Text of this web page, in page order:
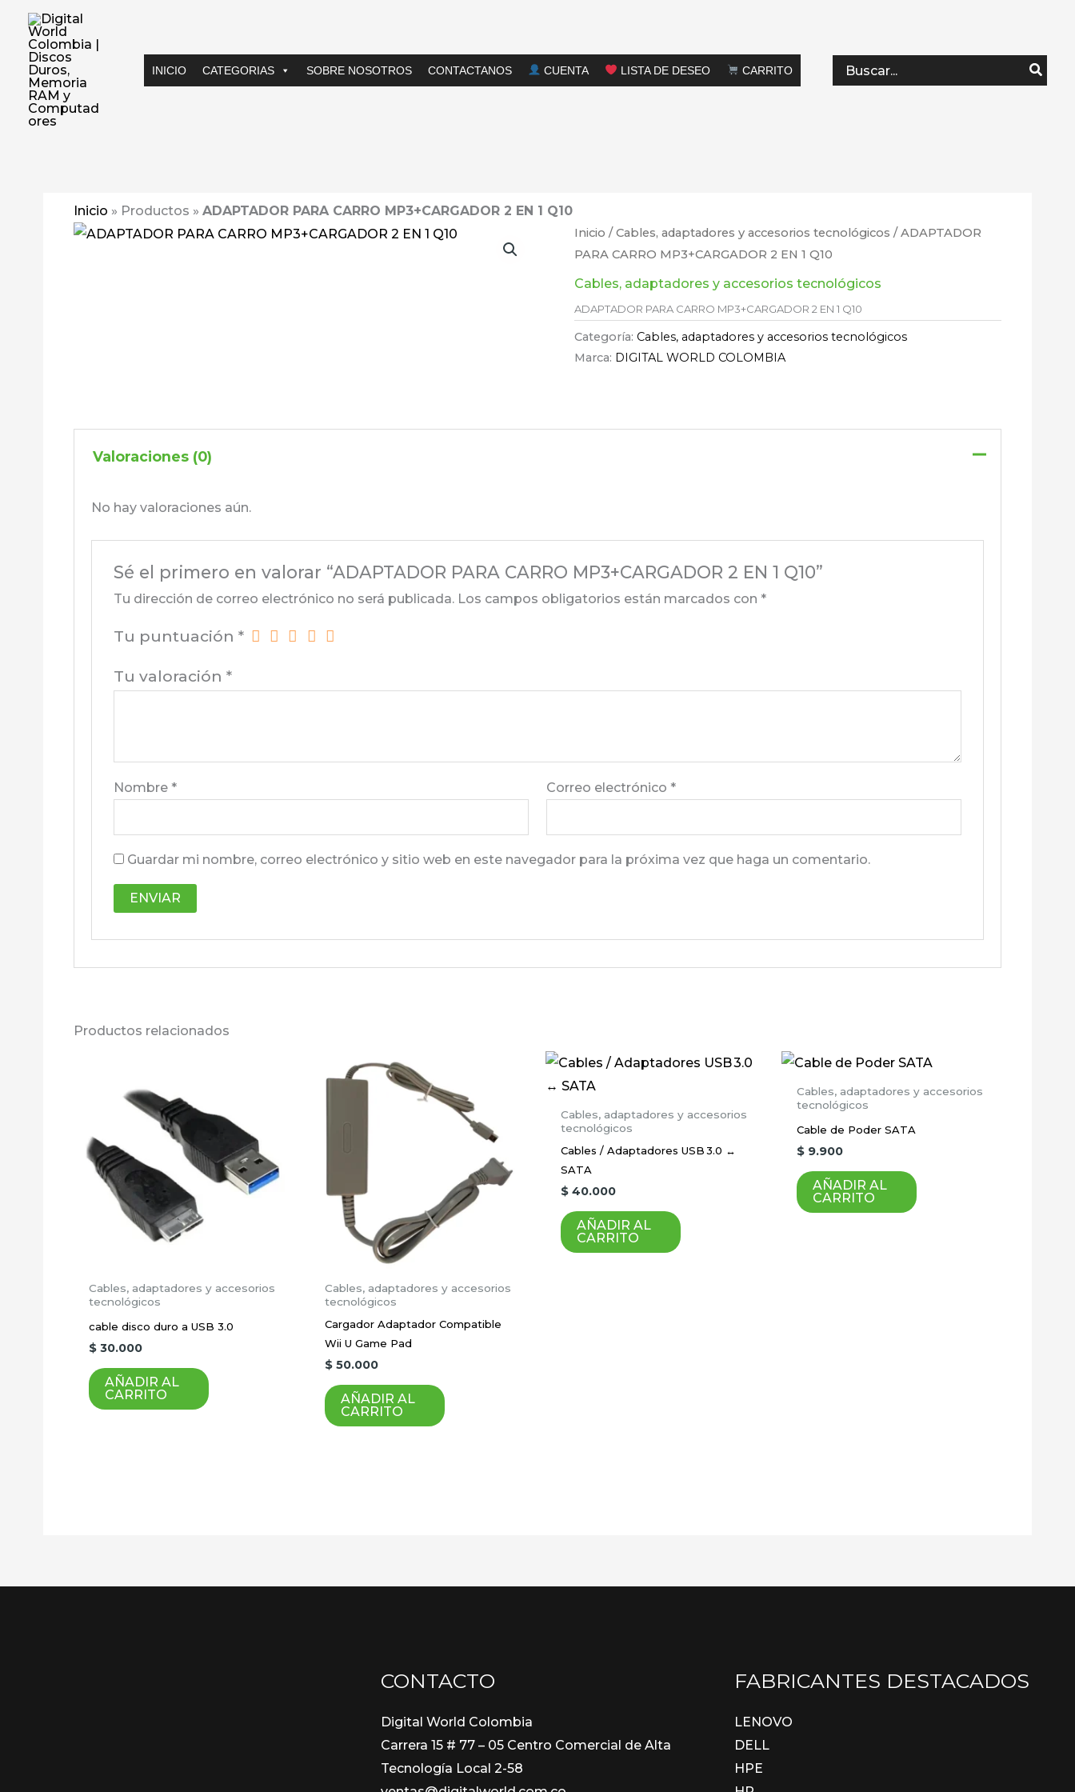
contenido
INICIO CATEGORIAS SOBRE NOSOTROS CONTACTANOS CUENTA LISTA DE DESEO CARRITO
Search
for:
Inicio » Productos » ADAPTADOR PARA CARRO MP3+CARGADOR 2 EN 1 Q10
Inicio /Cables, adaptadores y accesorios tecnológicos / ADAPTADOR
PARA CARRO MP3+CARGADOR 2 EN 1 Q10
Cables, adaptadores y accesorios tecnológicos
ADAPTADOR PARA CARRO MP3+CARGADOR 2 EN 1 Q10
Categoría: Cables, adaptadores y accesorios tecnológicos
Marca: DIGITAL WORLD COLOMBIA
Valoraciones (0)
No hay valoraciones aún.
Sé el primero en valorar “ADAPTADOR PARA CARRO MP3+CARGADOR 2 EN 1 Q10”
Tu dirección de correo electrónico no será publicada. Los campos obligatorios están marcados con *
Tu puntuación *
Tu valoración *
Nombre * Correo electrónico *
Guardar mi nombre, correo electrónico y sitio web en este navegador para la próxima vez que haga un comentario.
Productos relacionados
Cables, adaptadores y accesorios
tecnológicos
cable disco duro a USB 3.0
$ 30.000
AÑADIR AL
CARRITO
Cables, adaptadores y accesorios
tecnológicos
Cargador Adaptador Compatible
Wii U Game Pad
$ 50.000
AÑADIR AL
CARRITO
Cables, adaptadores y accesorios
tecnológicos
Cables / Adaptadores USB 3.0 ↔
SATA
$ 40.000
AÑADIR AL
CARRITO
Cables, adaptadores y accesorios
tecnológicos
Cable de Poder SATA
$ 9.900
AÑADIR AL
CARRITO
CONTACTO
Digital World Colombia
Carrera 15 # 77 – 05 Centro Comercial de Alta
Tecnología Local 2-58
FABRICANTES DESTACADOS
LENOVO
DELL
HPE